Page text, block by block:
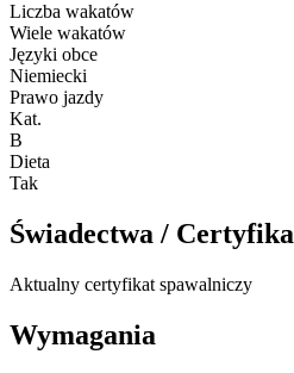
Liczba wakatów
Wiele wakatów
Języki obce
Niemiecki
Prawo jazdy
Kat.
B
Dieta
Tak
Świadectwa /
Aktualny certyfikat spawalniczy
Wymagania